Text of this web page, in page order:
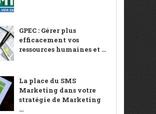
GPEC : Gérer plus
efficacement vos
ressources humaines et ...
La place du SMS
Marketing dans votre
stratégie de Marketing
...